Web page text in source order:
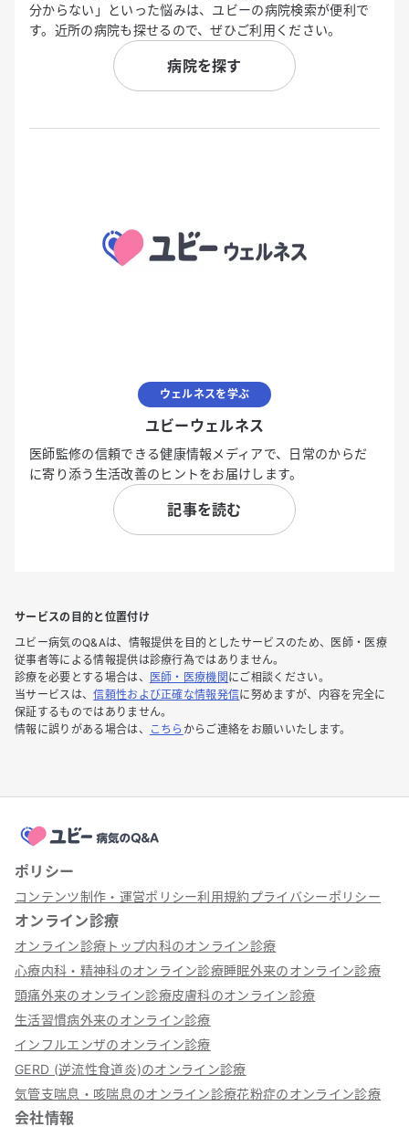
分からない」といった悩みは、ユビーの病院検索が便利で
す。近所の病院も探せるので、ぜひご利用ください。
病院を探す
ウェルネスを学ぶ
ユビーウェルネス
医師監修の信頼できる健康情報メディアで、日常のからだ
に寄り添う生活改善のヒントをお届けします。
記事を読む
サービスの目的と位置付け
ユビー病気のQ&Aは、情報提供を目的としたサービスのため、医師・医療
従事者等による情報提供は診療行為ではありません。
診療を必要とする場合は、
医師・医療機関 にご相談ください。
当サービスは、信頼性および正確な情報発信に努めますが、内容を完全に
保証するものではありません。
情報に誤りがある場合は、
こちら からご連絡をお願いいたします。
ポリシー
コンテンツ制作・運営ポリシー利用規約プライバシーポリシー
オンライン診療
オンライン診療トップ内科のオンライン診療
心療内科・精神科のオンライン診療睡眠外来のオンライン診療
頭痛外来のオンライン診療皮膚科のオンライン診療
生活習慣病外来のオンライン診療
インフルエンザのオンライン診療
GERD (逆流性食道炎)のオンライン診療
気管支喘息・咳喘息のオンライン診療花粉症のオンライン診療
会社情報